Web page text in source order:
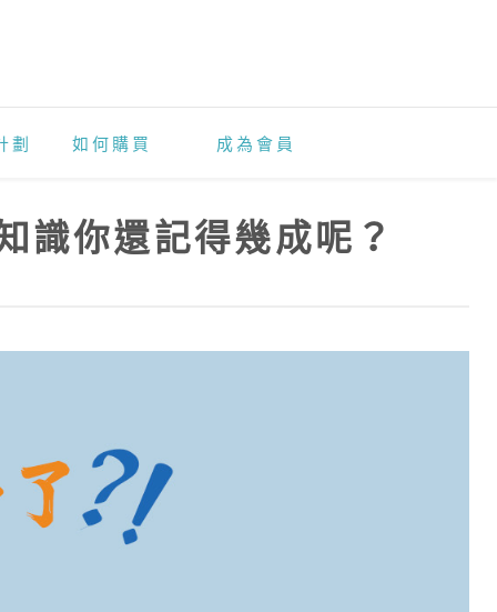
劃 如何購買 成為會員
識你還記得幾成呢？